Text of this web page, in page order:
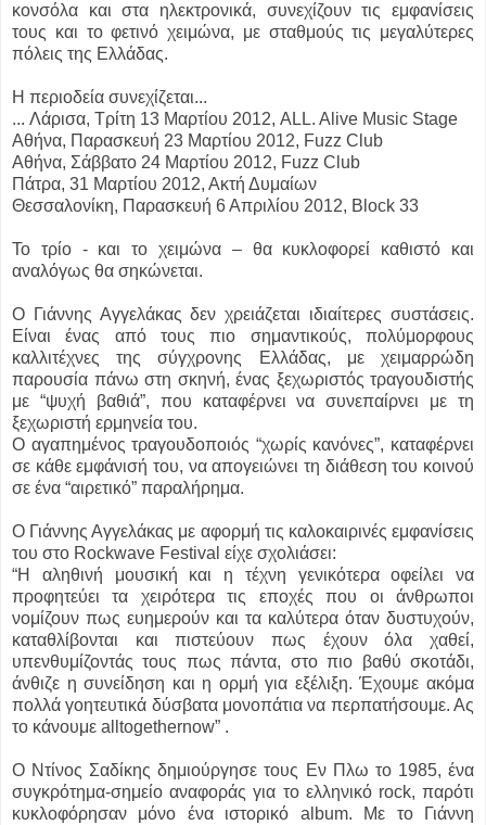
κονσόλα και στα ηλεκτρονικά, συνεχίζουν τις εμφανίσεις
τους και το φετινό χειμώνα, με σταθμούς τις μεγαλύτερες
πόλεις της Ελλάδας.
Η περιοδεία συνεχίζεται...
... Λάρισα, Τρίτη 13 Μαρτίου 2012, ALL. Alive Music Stage
Αθήνα, Παρασκευή 23 Μαρτίου 2012, Fuzz Club
Αθήνα, Σάββατο 24 Μαρτίου 2012, Fuzz Club
Πάτρα, 31 Μαρτίου 2012, Ακτή Δυμαίων
Θεσσαλονίκη, Παρασκευή 6 Απριλίου 2012, Block 33
Το τρίο - και το χειμώνα – θα κυκλοφορεί καθιστό και
αναλόγως θα σηκώνεται.
Ο Γιάννης Αγγελάκας δεν χρειάζεται ιδιαίτερες συστάσεις.
Είναι ένας από τους πιο σημαντικούς, πολύμορφους
καλλιτέχνες της σύγχρονης Ελλάδας, με χειμαρρώδη
παρουσία πάνω στη σκηνή, ένας ξεχωριστός τραγουδιστής
με “ψυχή βαθιά”, που καταφέρνει να συνεπαίρνει με τη
ξεχωριστή ερμηνεία του.
Ο αγαπημένος τραγουδοποιός “χωρίς κανόνες”, καταφέρνει
σε κάθε εμφάνισή του, να απογειώνει τη διάθεση του κοινού
σε ένα “αιρετικό” παραλήρημα.
Ο Γιάννης Αγγελάκας με αφορμή τις καλοκαιρινές εμφανίσεις
του στο Rockwave Festival είχε σχολιάσει:
“Η αληθινή μουσική και η τέχνη γενικότερα οφείλει να
προφητεύει τα χειρότερα τις εποχές που οι άνθρωποι
νομίζουν πως ευημερούν και τα καλύτερα όταν δυστυχούν,
καταθλίβονται και πιστεύουν πως έχουν όλα χαθεί,
υπενθυμίζοντάς τους πως πάντα, στο πιο βαθύ σκοτάδι,
άνθιζε η συνείδηση και η ορμή για εξέλιξη. Έχουμε ακόμα
πολλά γοητευτικά δύσβατα μονοπάτια να περπατήσουμε. Ας
το κάνουμε alltogethernow” .
O Ντίνος Σαδίκης δημιούργησε τους Εν Πλω το 1985, ένα
συγκρότημα-σημείο αναφοράς για το ελληνικό rock, παρότι
κυκλοφόρησαν μόνο ένα ιστορικό album. Με το Γιάννη